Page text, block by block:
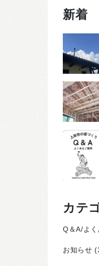
新着
カテ
Q＆A/よく
お知らせ